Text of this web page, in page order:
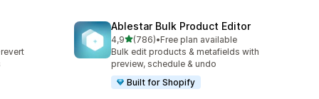
Ablestar Bulk Product Editor
4,9de 5 estrelas
(786)
786 total de avaliações
•Free plan available
Bulk edit products & metafields with
preview, schedule & undo
Built for Shopify